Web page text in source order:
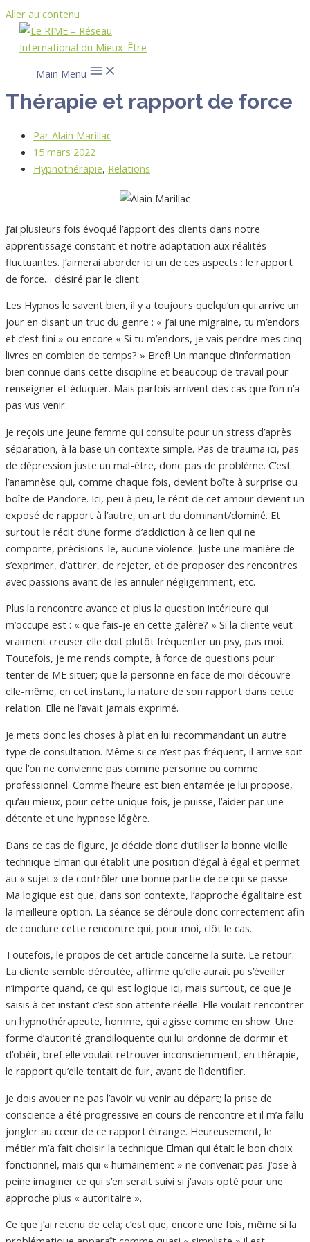
Aller au contenu
Main Menu
Thérapie et rapport de force
Par Alain Marillac
15 mars 2022
Hypnothérapie, Relations
J’ai plusieurs fois évoqué l’apport des clients dans notre
apprentissage constant et notre adaptation aux réalités
fluctuantes. J’aimerai aborder ici un de ces aspects : le rapport
de force… désiré par le client.
Les Hypnos le savent bien, il y a toujours quelqu’un qui arrive un
jour en disant un truc du genre : « j’ai une migraine, tu m’endors
et c’est fini » ou encore « Si tu m’endors, je vais perdre mes cinq
livres en combien de temps? » Bref! Un manque d’information
bien connue dans cette discipline et beaucoup de travail pour
renseigner et éduquer. Mais parfois arrivent des cas que l’on n’a
pas vus venir.
Je reçois une jeune femme qui consulte pour un stress d’après
séparation, à la base un contexte simple. Pas de trauma ici, pas
de dépression juste un mal-être, donc pas de problème. C’est
l’anamnèse qui, comme chaque fois, devient boîte à surprise ou
boîte de Pandore. Ici, peu à peu, le récit de cet amour devient un
exposé de rapport à l’autre, un art du dominant/dominé. Et
surtout le récit d’une forme d’addiction à ce lien qui ne
comporte, précisions-le, aucune violence. Juste une manière de
s’exprimer, d’attirer, de rejeter, et de proposer des rencontres
avec passions avant de les annuler négligemment, etc.
Plus la rencontre avance et plus la question intérieure qui
m’occupe est : « que fais-je en cette galère? » Si la cliente veut
vraiment creuser elle doit plutôt fréquenter un psy, pas moi.
Toutefois, je me rends compte, à force de questions pour
tenter de ME situer; que la personne en face de moi découvre
elle-même, en cet instant, la nature de son rapport dans cette
relation. Elle ne l’avait jamais exprimé.
Je mets donc les choses à plat en lui recommandant un autre
type de consultation. Même si ce n’est pas fréquent, il arrive soit
que l’on ne convienne pas comme personne ou comme
professionnel. Comme l’heure est bien entamée je lui propose,
qu’au mieux, pour cette unique fois, je puisse, l’aider par une
détente et une hypnose légère.
Dans ce cas de figure, je décide donc d’utiliser la bonne vieille
technique Elman qui établit une position d’égal à égal et permet
au « sujet » de contrôler une bonne partie de ce qui se passe.
Ma logique est que, dans son contexte, l’approche égalitaire est
la meilleure option. La séance se déroule donc correctement afin
de conclure cette rencontre qui, pour moi, clôt le cas.
Toutefois, le propos de cet article concerne la suite. Le retour.
La cliente semble déroutée, affirme qu’elle aurait pu s’éveiller
n’importe quand, ce qui est logique ici, mais surtout, ce que je
saisis à cet instant c’est son attente réelle. Elle voulait rencontrer
un hypnothérapeute, homme, qui agisse comme en show. Une
forme d’autorité grandiloquente qui lui ordonne de dormir et
d’obéir, bref elle voulait retrouver inconsciemment, en thérapie,
le rapport qu’elle tentait de fuir, avant de l’identifier.
Je dois avouer ne pas l’avoir vu venir au départ; la prise de
conscience a été progressive en cours de rencontre et il m’a fallu
jongler au cœur de ce rapport étrange. Heureusement, le
métier m’a fait choisir la technique Elman qui était le bon choix
fonctionnel, mais qui « humainement » ne convenait pas. J’ose à
peine imaginer ce qui s’en serait suivi si j’avais opté pour une
approche plus « autoritaire ».
Ce que j’ai retenu de cela; c’est que, encore une fois, même si la